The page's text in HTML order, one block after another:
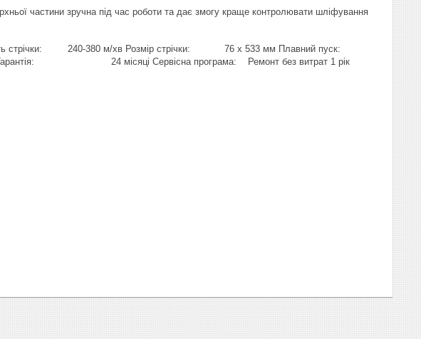
частини зручна під час роботи та дає змогу краще контролювати шліфування
стрічки: 240-380 м/хв Розмір стрічки: 76 х 533 мм Плавний пуск:
Гарантія: 24 місяці Сервісна програма: Ремонт без витрат 1 рік